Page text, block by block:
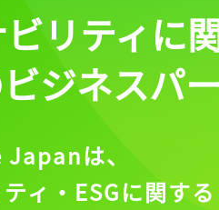
リティに
ジネスパ
は、
ィ・ESGに関する